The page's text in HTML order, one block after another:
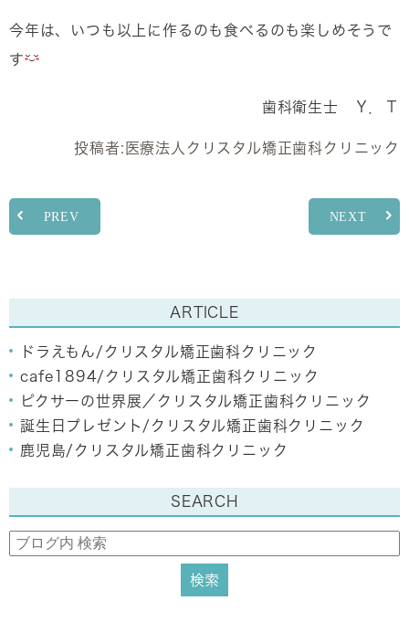
今年は、いつも以上に作るのも食べるのも楽しめそうで
す
歯科衛生士 Ｙ．Ｔ
投稿者: 医療法人クリスタル矯正歯科クリニック
PREV NEXT
ARTICLE
ドラえもん/クリスタル矯正歯科クリニック
cafe1894/クリスタル矯正歯科クリニック
ピクサーの世界展／クリスタル矯正歯科クリニック
誕生日プレゼント/クリスタル矯正歯科クリニック
鹿児島/クリスタル矯正歯科クリニック
SEARCH